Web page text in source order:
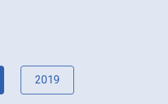
2019